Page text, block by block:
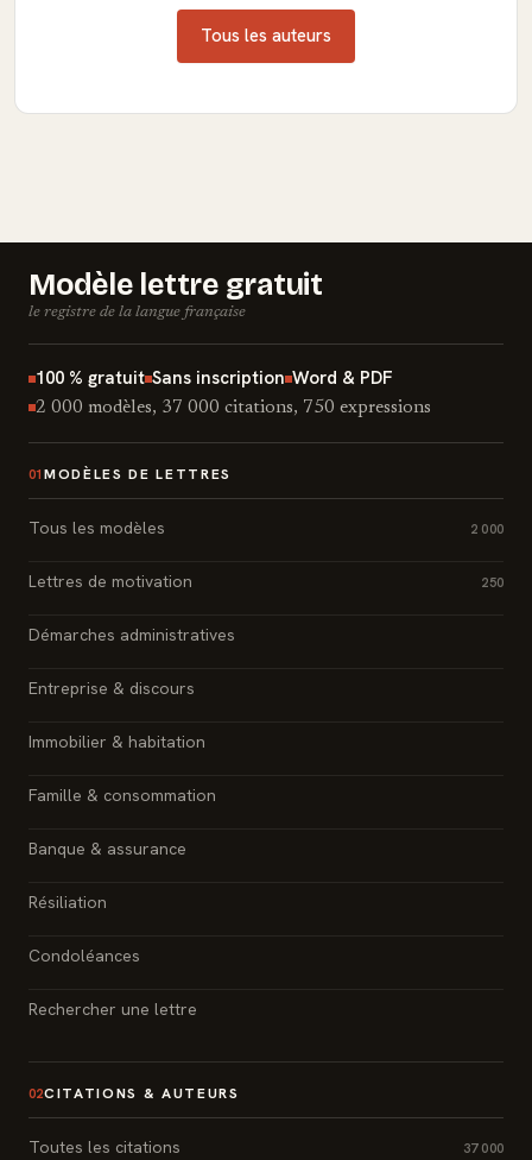
Tous les auteurs
Modèle lettre gratuit
le registre de la langue française
100 % gratuit Sans inscription Word & PDF
2 000 modèles, 37 000 citations, 750 expressions
01 MODÈLES DE LETTRES
Tous les modèles 2 000
Lettres de motivation 250
Démarches administratives
Entreprise & discours
Immobilier & habitation
Famille & consommation
Banque & assurance
Résiliation
Condoléances
Rechercher une lettre
02CITATIONS & AUTEURS
Toutes les citations 37 000